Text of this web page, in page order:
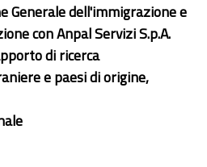
Generale dell'immigrazione e
con Anpal Servizi S.p.A.
di ricerca
e paesi di origine,